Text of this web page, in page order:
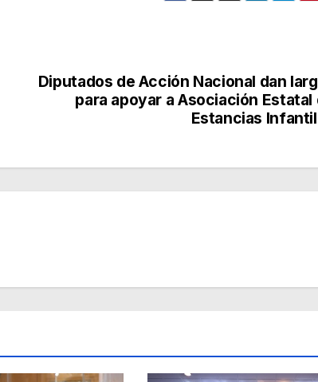
Diputados de Acción Nacional dan
para apoyar a Asociación Estatal
Estancias